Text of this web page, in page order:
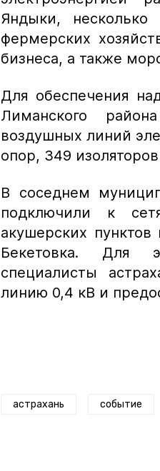
Яндыки,
фермерских
бизнеса, а также
Для обеспечения
Лиманского
воздушных линий
опор, 349
В соседнем
подключили к
акушерских
Бекетовка. Для
специалисты
линию 0,4 кВ и
астрахань событие